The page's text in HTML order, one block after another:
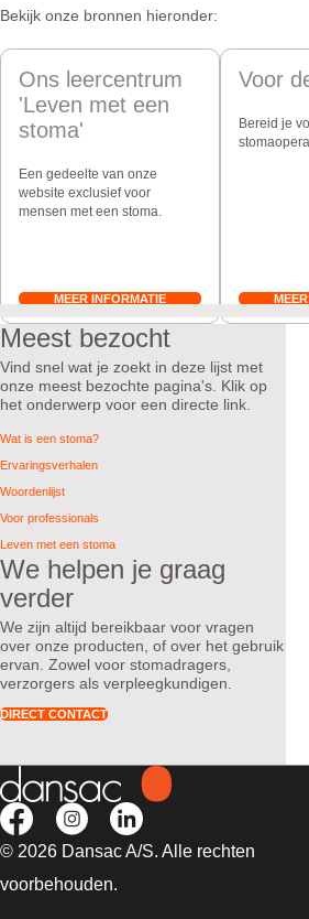
Bekijk onze bronnen hieronder:
Ons leercentrum
'Leven met een
stoma'
Een gedeelte van onze
website exclusief voor
mensen met een stoma.
MEER INFORMATIE
Voor
Bereid je
Meest bezocht
Vind snel wat je zoekt in deze lijst met
onze meest bezochte pagina's. Klik op
het onderwerp voor een directe link.
Wat is een stoma?
Ervaringsverhalen
Woordenlijst
Voor professionals
Leven met een stoma
We helpen je graag
verder
We zijn altijd bereikbaar voor vragen
over onze producten, of over het gebruik
ervan. Zowel voor stomadragers,
verzorgers als verpleegkundigen.
DIRECT CONTACT
© 2026 Dansac A/S. Alle rechten
voorbehouden.